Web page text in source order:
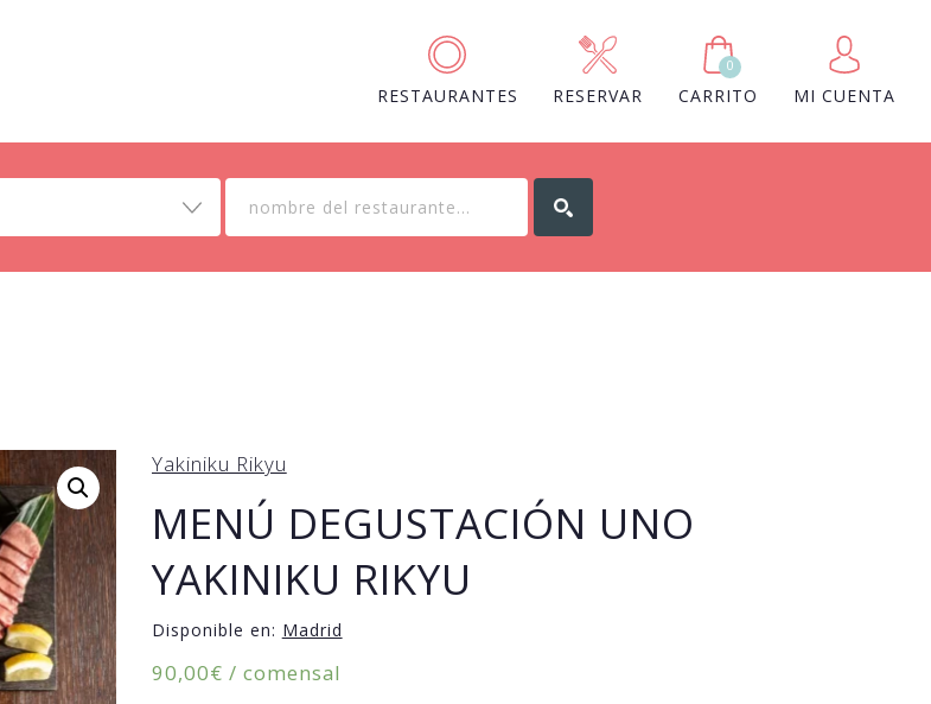
RESTAURANTES RESERVAR
0
CARRITO MI CUENTA
Yakiniku Rikyu
MENÚ DEGUSTACIÓN UNO
YAKINIKU RIKYU
Disponible en: Madrid
90,00€ / comensal